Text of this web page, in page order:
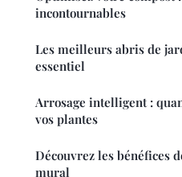
incontournables
Les meilleurs abris de
essentiel
Arrosage intelligent :
vos plantes
Découvrez les bénéfices
mural